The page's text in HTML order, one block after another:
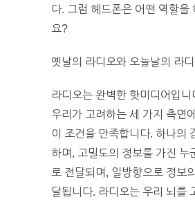
다. 그럼 헤드폰은 어떤 역할을
요?
옛날의 라디오와 오늘날의 라
라디오는 완벽한 핫미디어입니
우리가 고려하는 세 가지 측면
이 조건을 만족합니다. 하나의
하며, 고밀도의 정보를 가진 누
로 전달되며, 일방향으로 정보
달됩니다. 라디오는 우리 뇌를